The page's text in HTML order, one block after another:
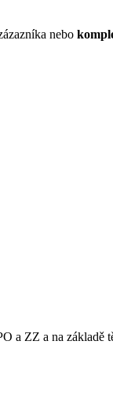
nebo
a ZZ a na základě